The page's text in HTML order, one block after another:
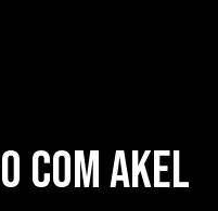
com AKEL